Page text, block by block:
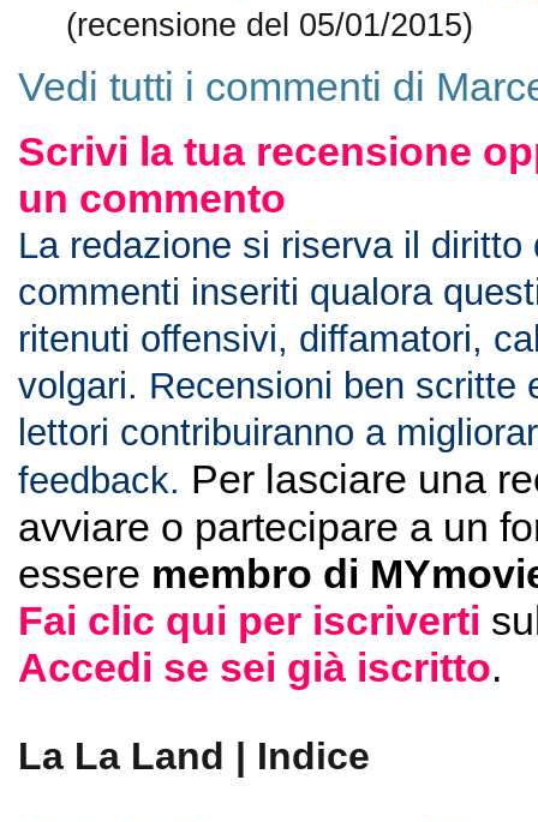
(recensione del 05/01/2015)
Vedi tutti i commenti di
Scrivi la tua recensione
un commento
La redazione si riserva il diritto
commenti inseriti qualora
ritenuti offensivi, diffamatori,
volgari. Recensioni ben scritte
lettori contribuiranno a
feedback. Per lasciare una
avviare o partecipare a un
essere membro di
Fai clic qui per iscriverti
Accedi se sei già iscritto.
La La Land | Indice